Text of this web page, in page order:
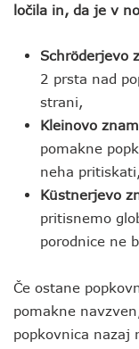
ločila in, da je v
Schröderjevo
2 prsta nad
strani,
Kleinovo
pomakne
neha pritiskati,
Küstnerjevo
pritisnemo
porodnice ne
Če ostane
pomakne
popkovnica nazaj